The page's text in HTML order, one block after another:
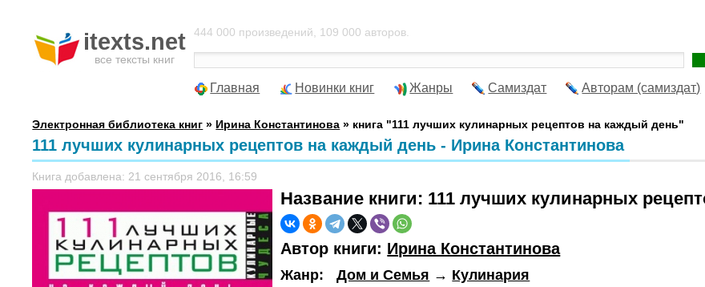
itexts.net
все тексты книг
444 000 произведений, 109 000 авторов.
Главная Новинки книг Жанры Самиздат Авторам (самиздат)
Электронная библиотека книг » Ирина Константинова » книга "111 лучших кулинарных рецептов на каждый день"
111 лучших кулинарных рецептов на каждый день - Ирина Константинова
Книга добавлена: 21 сентября 2016, 16:59
Название книги: 111 лучших кулинарных
Автор книги: Ирина Константинова
Жанр: Дом и Семья → Кулинария